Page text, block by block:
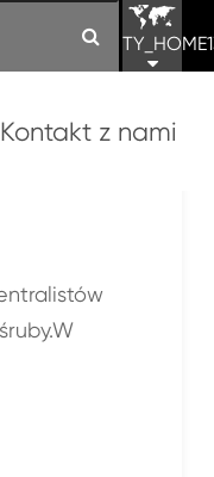
Kontakt z nami